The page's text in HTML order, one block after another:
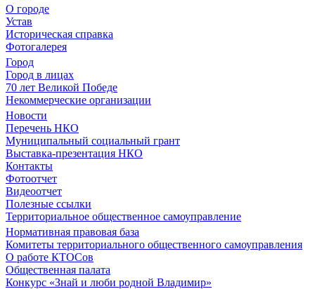
О городе
Устав
Историческая справка
Фотогалерея
Город
Город в лицах
70 лет Великой Победе
Некоммерческие организации
Новости
Перечень НКО
Муниципальный социальный грант
Выставка-презентация НКО
Контакты
Фотоотчет
Видеоотчет
Полезные ссылки
Территориальное общественное самоуправление
Нормативная правовая база
Комитеты территориального общественного самоуправления
О работе КТОСов
Общественная палата
Конкурс «Знай и люби родной Владимир»